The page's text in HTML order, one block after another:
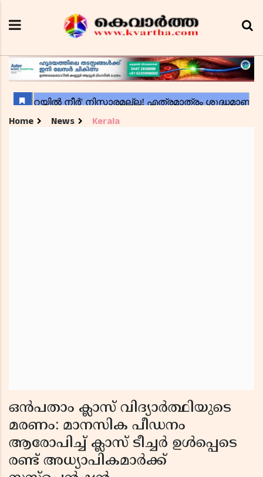
Home News Kerala
ഒൻപതാം ക്ലാസ് വിദ്യാർത്ഥിയുടെ
മരണം: മാനസിക പീഡനം
ആരോപിച്ച് ക്ലാസ് ടീച്ചർ ഉൾപ്പെടെ
രണ്ട് അധ്യാപികമാർക്ക്